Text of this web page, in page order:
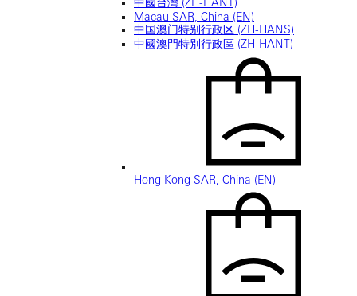
中國台灣 (ZH-HANT)
Macau SAR, China (EN)
中国澳门特别行政区 (ZH-HANS)
中國澳門特別行政區 (ZH-HANT)
Hong Kong SAR, China (EN)